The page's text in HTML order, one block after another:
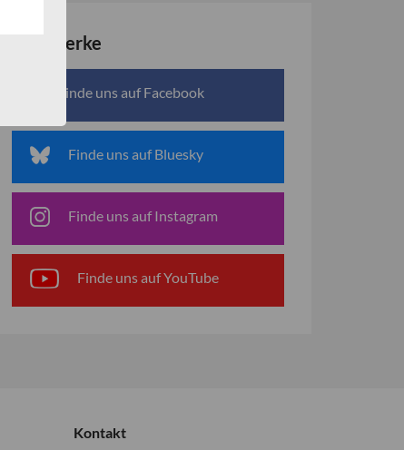
Netzwerke
Finde uns auf Facebook
Finde uns auf Bluesky
Finde uns auf Instagram
Finde uns auf YouTube
Kontakt